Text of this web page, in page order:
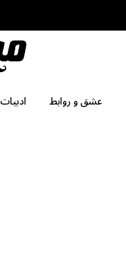
عشق و روابط ادبیات